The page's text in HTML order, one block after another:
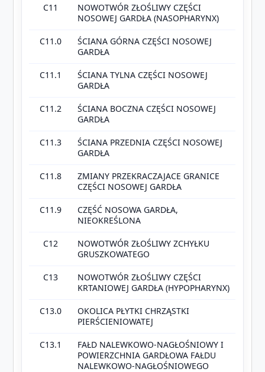
C11
NOWOTWÓR ZŁOŚLIWY CZĘŚCI
NOSOWEJ GARDŁA (NASOPHARYNX)
C11.0
ŚCIANA GÓRNA CZĘŚCI NOSOWEJ
GARDŁA
C11.1
ŚCIANA TYLNA CZĘŚCI NOSOWEJ
GARDŁA
C11.2
ŚCIANA BOCZNA CZĘŚCI NOSOWEJ
GARDŁA
C11.3
ŚCIANA PRZEDNIA CZĘŚCI NOSOWEJ
GARDŁA
C11.8
ZMIANY PRZEKRACZAJACE GRANICE
CZĘŚCI NOSOWEJ GARDŁA
C11.9
CZĘŚĆ NOSOWA GARDŁA,
NIEOKREŚLONA
C12
NOWOTWÓR ZŁOŚLIWY ZCHYŁKU
GRUSZKOWATEGO
C13
NOWOTWÓR ZŁOŚLIWY CZĘŚCI
KRTANIOWEJ GARDŁA (HYPOPHARYNX)
C13.0
OKOLICA PŁYTKI CHRZĄSTKI
PIERŚCIENIOWATEJ
C13.1
FAŁD NALEWKOWO-NAGŁOŚNIOWY I
POWIERZCHNIA GARDŁOWA FAŁDU
NALEWKOWO-NAGŁOŚNIOWEGO